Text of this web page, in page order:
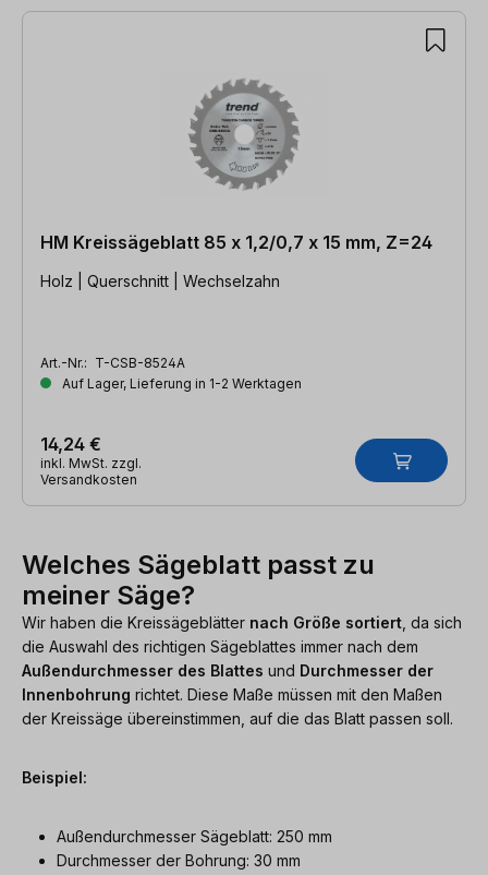
1 Artikel gefunden
HM Kreissägeblatt 85 x 1,2/0,7 x 15 mm, Z=24
Holz | Querschnitt | Wechselzahn
Art.-Nr.: T-CSB-8524A
Auf Lager, Lieferung in 1-2 Werktagen
14,24 €
inkl. MwSt. zzgl.
Versandkosten
Welches Sägeblatt passt zu
meiner Säge?
Wir haben die Kreissägeblätter nach Größe sortiert , da sich
die Auswahl des richtigen Sägeblattes immer nach dem
Außendurchmesser des Blattes und Durchmesser der
Innenbohrung richtet. Diese Maße müssen mit den Maßen
der Kreissäge übereinstimmen, auf die das Blatt passen soll.
Beispiel:
Außendurchmesser Sägeblatt: 250 mm
Durchmesser der Bohrung: 30 mm